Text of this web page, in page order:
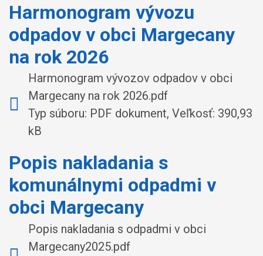
Harmonogram vývozu
odpadov v obci Margecany
na rok 2026
Harmonogram vývozov odpadov v obci
Margecany na rok 2026.pdf
Typ súboru: PDF dokument, Veľkosť: 390,93
kB
Popis nakladania s
komunálnymi odpadmi v
obci Margecany
Popis nakladania s odpadmi v obci
Margecany2025.pdf